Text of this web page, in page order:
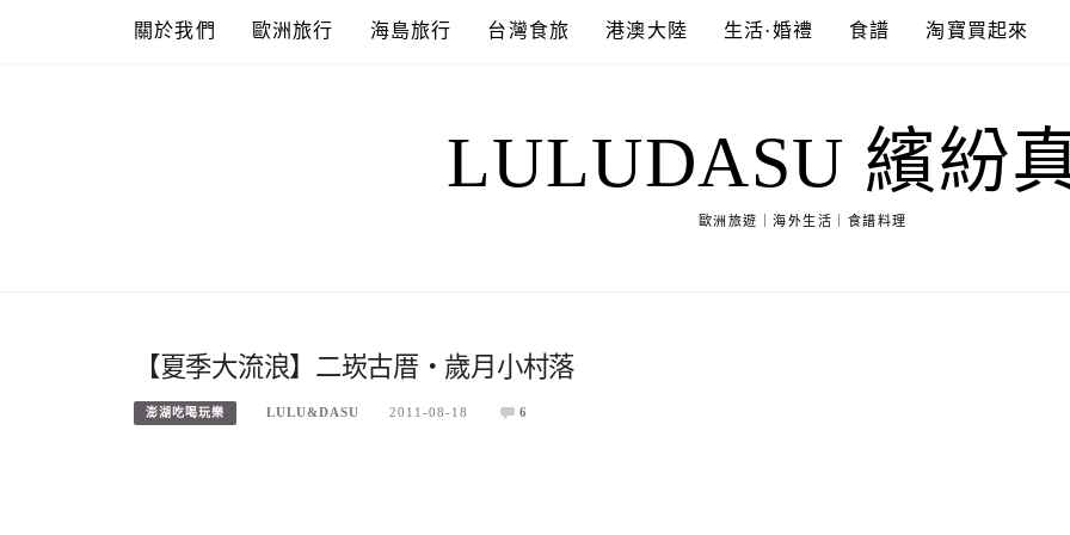
關於我們 歐洲旅行 海島旅行 台灣食旅 港澳大陸 生活·婚禮 食譜 淘寶買起來
LULUDASU 繽紛
歐洲旅遊｜海外生活｜食譜料理
【夏季大流浪】二崁古厝‧歲月小村落
澎湖吃喝玩樂 LULU&DASU 2011-08-18 6